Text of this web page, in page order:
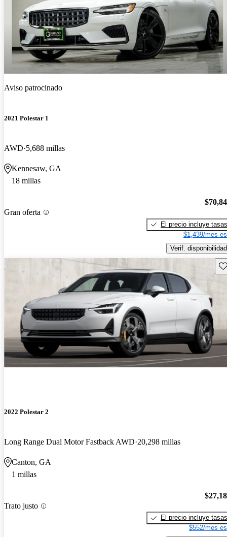
Aviso patrocinado
2021 Polestar 1
AWD 5,688 millas
Kennesaw, GA
18 millas
Gran oferta
El precio incluye tasas
$1,439/mes
Verif. disponibilidad
2022 Polestar 2
Long Range Dual Motor Fastback AWD 20,298 millas
Canton, GA
1 millas
Trato justo
El precio incluye tasas
$552/mes